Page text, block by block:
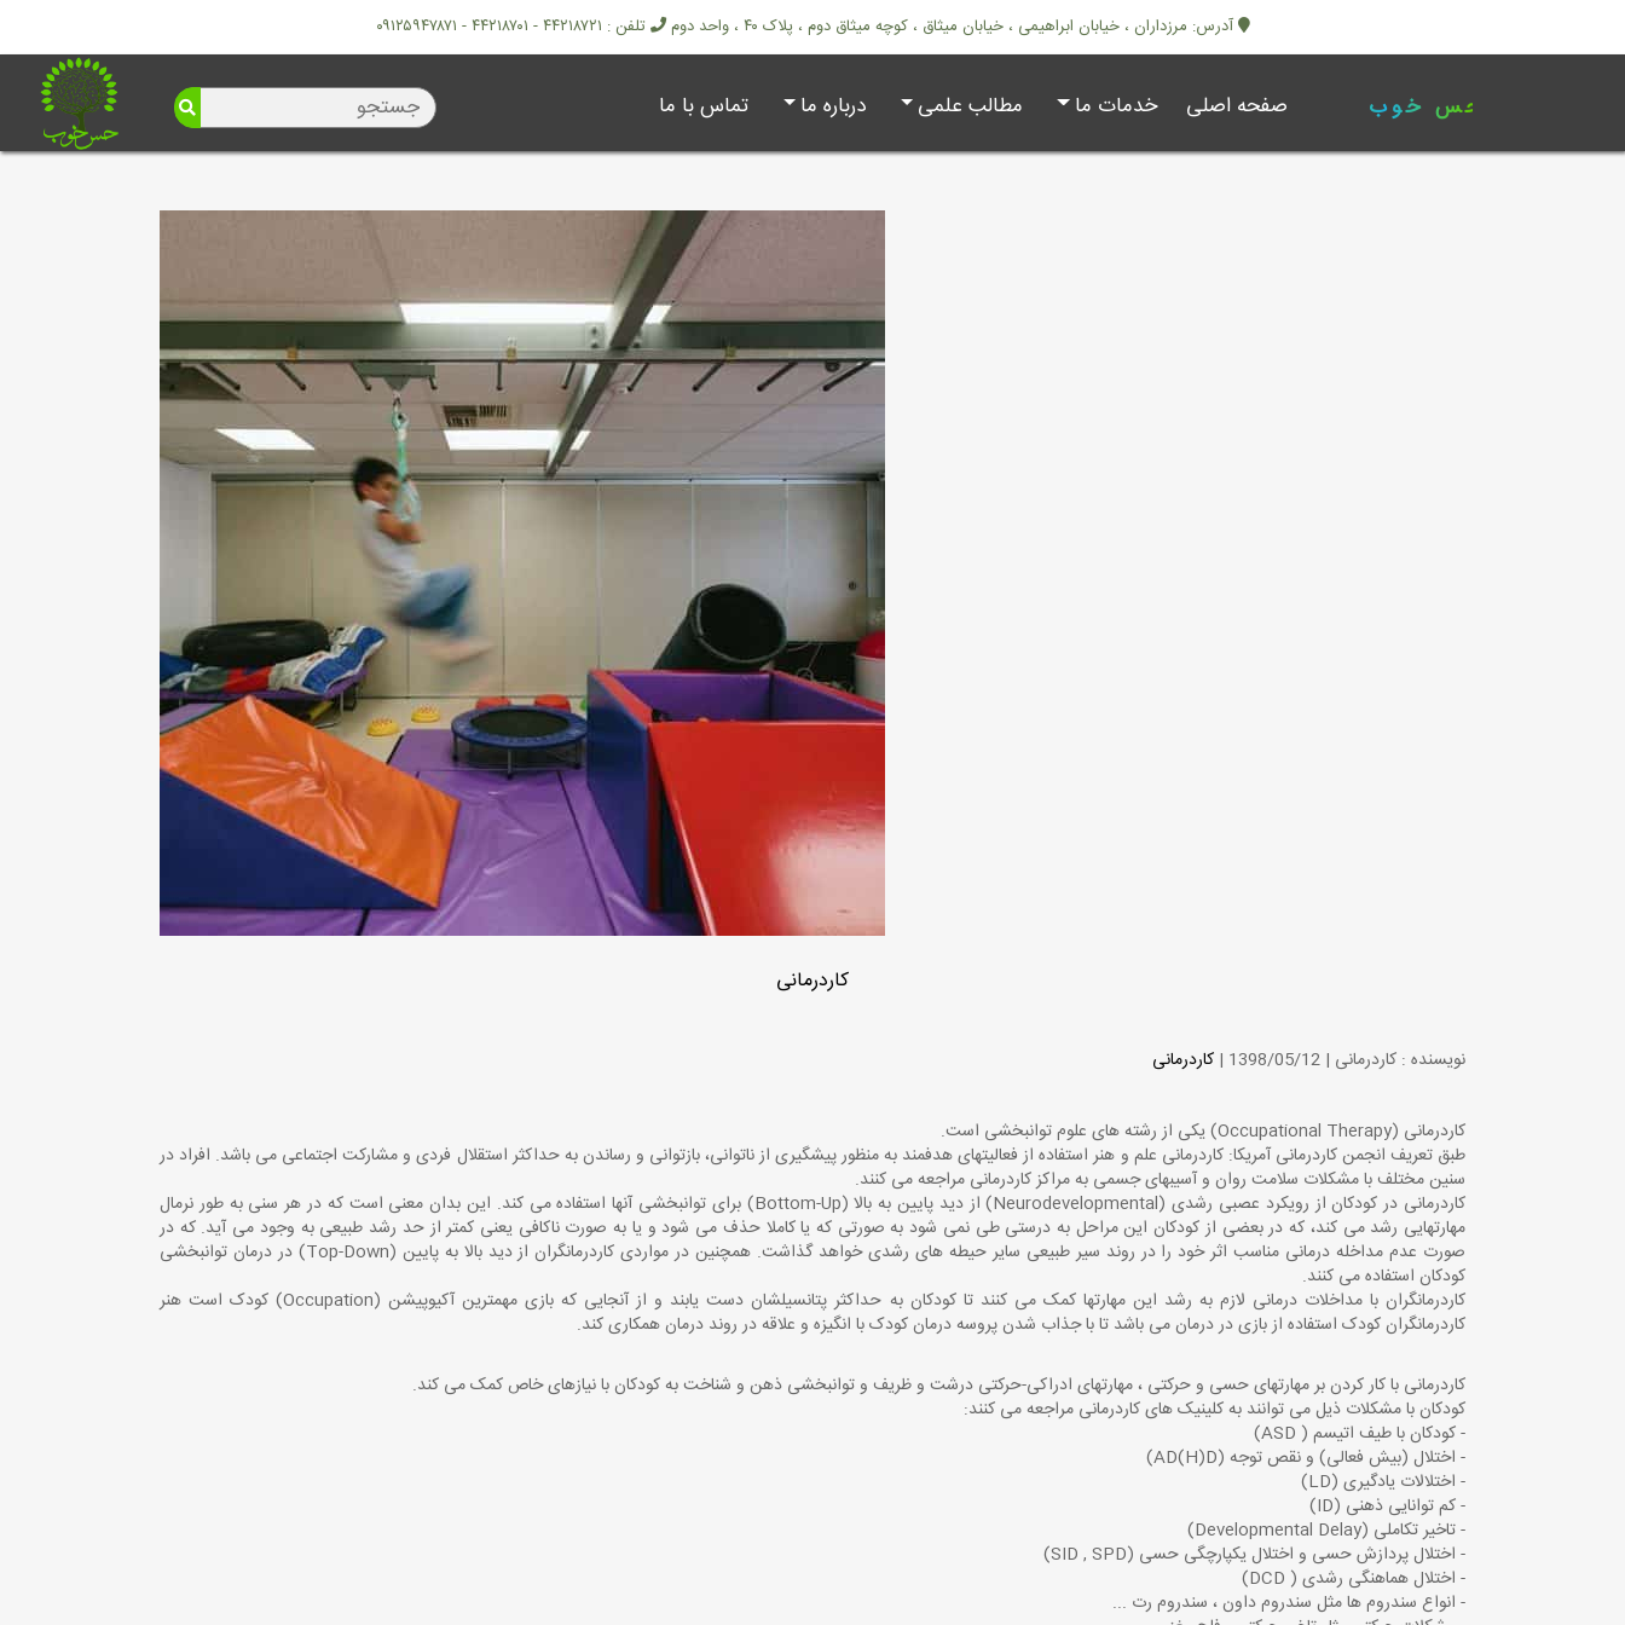
آدرس: مرزداران ، خیابان ابراهیمی ، خیابان میثاق ، کوچه میثاق دوم ، پلاک ۴۰ ، واحد دوم تلفن : ۴۴۲۱۸۷۲۱ - ۴۴۲۱۸۷۰۱ - ۰۹۱۲۵۹۴۷۸۷۱
کلینیک حس خوب صفحه اصلی خدمات ما مطالب علمی درباره ما تماس با ما
کاردرمانی
نویسنده : کاردرمانی |
1398/05/12
| کاردرمانی
کاردرمانی (Occupational Therapy) یکی از رشته های علوم توانبخشی است.
طبق تعریف انجمن کاردرمانی آمریکا: کاردرمانی علم و هنر استفاده از فعالیتهای هدفمند به منظور پیشگیری از ناتوانی، بازتوانی و رساندن به حداکثر استقلال فردی و مشارکت اجتماعی می باشد. افراد در
سنین مختلف با مشکلات سلامت روان و آسیبهای جسمی به مراکز کاردرمانی مراجعه می کنند.
کاردرمانی در کودکان از رویکرد عصبی رشدی (Neurodevelopmental) از دید پایین به بالا (Bottom-Up) برای توانبخشی آنها استفاده می کند. این بدان معنی است که در هر سنی به طور نرمال
مهارتهایی رشد می کند، که در بعضی از کودکان این مراحل به درستی طی نمی شود به صورتی که یا کاملا حذف می شود و یا به صورت ناکافی یعنی کمتر از حد رشد طبیعی به وجود می آید. که در
صورت عدم مداخله درمانی مناسب اثر خود را در روند سیر طبیعی سایر حیطه های رشدی خواهد گذاشت. همچنین در مواردی کاردرمانگران از دید بالا به پایین (Top-Down) در درمان توانبخشی
کودکان استفاده می کنند.
کاردرمانگران با مداخلات درمانی لازم به رشد این مهارتها کمک می کنند تا کودکان به حداکثر پتانسیلشان دست یابند و از آنجایی که بازی مهمترین آکیوپیشن (Occupation) کودک است هنر
کاردرمانگران کودک استفاده از بازی در درمان می باشد تا با جذاب شدن پروسه درمان کودک با انگیزه و علاقه در روند درمان همکاری کند.
کاردرمانی با کار کردن بر مهارتهای حسی و حرکتی ، مهارتهای ادراکی-حرکتی درشت و ظریف و توانبخشی ذهن و شناخت به کودکان با نیازهای خاص کمک می کند.
کودکان با مشکلات ذیل می توانند به کلینیک های کاردرمانی مراجعه می کنند:
- کودکان با طیف اتیسم ( ASD)
- اختلال (بیش فعالی) و نقص توجه (AD(H)D)
- اختلالات یادگیری (LD)
- کم توانایی ذهنی (ID)
- تاخیر تکاملی (Developmental Delay)
- اختلال پردازش حسی و اختلال یکپارچگی حسی (SID , SPD)
- اختلال هماهنگی رشدی ( DCD)
- انواع سندروم ها مثل سندروم داون ، سندروم رت ...